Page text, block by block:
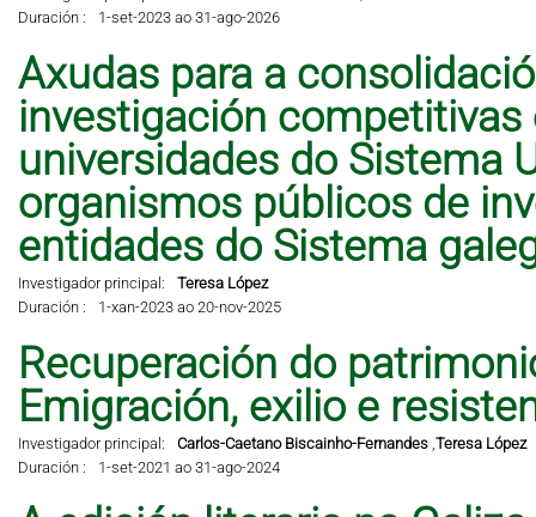
Duración :
1-set-2023 ao 31-ago-2026
Axudas para a
investigación
universidades do Sistema
organismos públicos de
entidades do Sistema
Investigador principal:
Teresa López
Duración :
1-xan-2023 ao 20-nov-2025
Recuperación do
Emigración, exilio e
Investigador principal: Carlos-Caetano Biscainho-Fernandes,Teresa López
Duración :
1-set-2021 ao 31-ago-2024